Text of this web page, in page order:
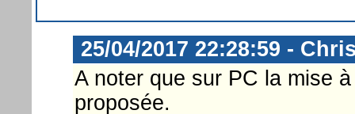
25/04/2017 22:28:59 -
A noter que sur PC la mise
proposée.